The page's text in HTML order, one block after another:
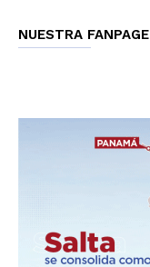
NUESTRA FANPAGE